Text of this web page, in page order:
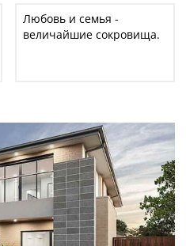
Любовь и семья -
величайшие сокровища.